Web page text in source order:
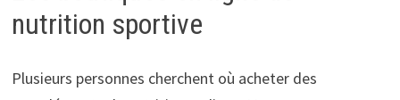
nutrition sportive
Plusieurs personnes cherchent où acheter des